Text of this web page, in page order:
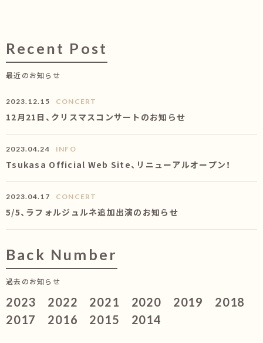
Recent Post
最近のお知らせ
2023.12.15 CONCERT
12月21日、クリスマスコンサートのお知らせ
2023.04.24 INFO
Tsukasa Official Web Site、リニューアルオープン！
2023.04.17 CONCERT
5/5、ラフォルジュルネ追加出演のお知らせ
Back Number
過去のお知らせ
2023 2022 2021 2020 2019
2018
2017
2016 2015 2014